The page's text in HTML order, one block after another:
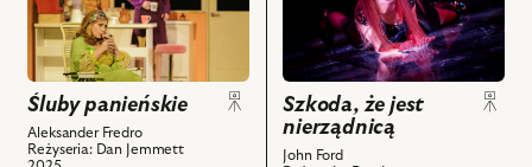
Śluby
panieńskie,
Na
zdjęciu:
Maksymilian
Rogacki
Śluby panieńskie
Aleksander Fredro
Reżyseria: Dan Jemmett
Szkoda,
że
jest
nierządnicą,
i
powiązanych
Szkoda, że jest
nierządnicą
John Ford